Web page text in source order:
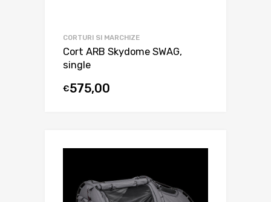
CORTURI SI MARCHIZE
Cort ARB Skydome SWAG,
single
€575,00